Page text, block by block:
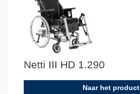
Netti III HD 1.290
Naar het product